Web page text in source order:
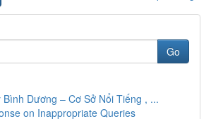
Go
Bình Dương – Cơ Sở Nổi Tiếng , ...
on Inappropriate Queries